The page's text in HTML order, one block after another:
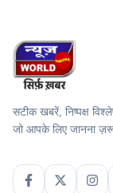
सटीक खबरें, निष्पक्ष
जो आपके लिए जानना